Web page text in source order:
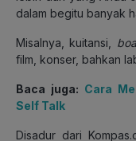
dalam begitu banyak
Misalnya, kuitansi,
film, konser, bahkan
Baca juga: Cara
Self Talk
Disadur dari